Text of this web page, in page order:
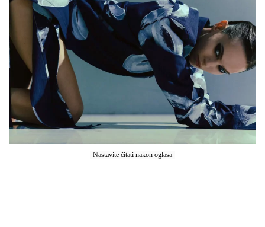
Nastavite čitati nakon oglasa